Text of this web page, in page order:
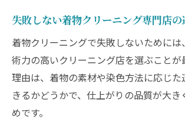
絶品仕上げのために守りたい
着物クリーニングにおける追
点
プロが教える着物クリーニング体
失敗しない着物クリーニング専門店
着物クリーニングで失敗しないために
術力の高いクリーニング店を選ぶことが
理由は、着物の素材や染色方法に応じた
きるかどうかで、仕上がりの品質が大き
めです。